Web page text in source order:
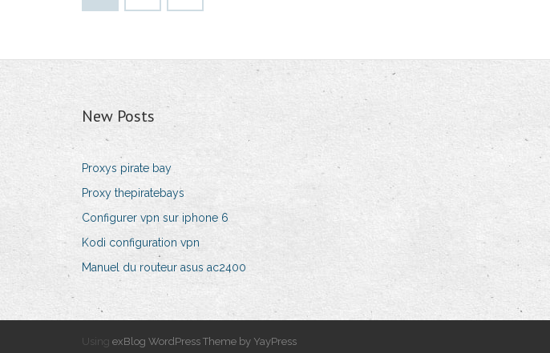
New Posts
Proxys pirate bay
Proxy thepiratebays
Configurer vpn sur iphone 6
Kodi configuration vpn
Manuel du routeur asus ac2400
Using exBlog WordPress Theme by YayPress